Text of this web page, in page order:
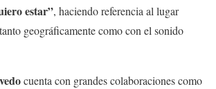
estar”, haciendo referencia al lugar
geográficamente como con el sonido
cuenta con grandes colaboraciones como